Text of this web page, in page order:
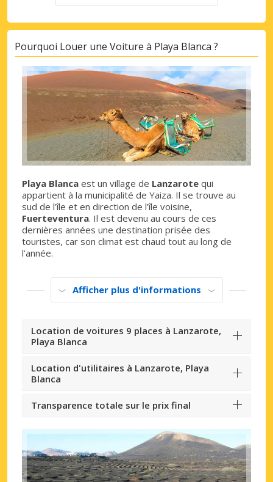
Pourquoi Louer une Voiture à Playa Blanca ?
Playa Blanca est un village de Lanzarote qui
appartient à la municipalité de Yaiza. Il se trouve au
sud de l’île et en direction de l’île voisine,
Fuerteventura. Il est devenu au cours de ces
dernières années une destination prisée des
touristes, car son climat est chaud tout au long de
l’année.
Afficher plus d'informations
Location de voitures 9 places à Lanzarote,
Playa Blanca
Location d'utilitaires à Lanzarote, Playa
Blanca
Transparence totale sur le prix final